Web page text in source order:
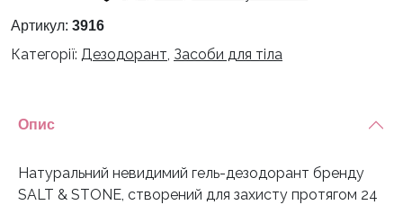
Артикул: 3916
Категорії: Дезодорант, Засоби для тіла
Опис
Натуральний невидимий гель-дезодорант бренду
SALT & STONE, створений для захисту протягом 24